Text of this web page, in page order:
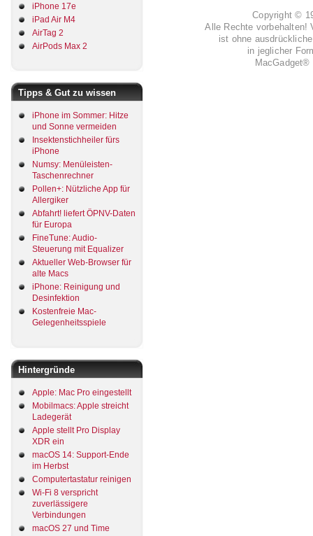
iPhone 17e
iPad Air M4
AirTag 2
AirPods Max 2
Tipps & Gut zu wissen
iPhone im Sommer: Hitze
und Sonne vermeiden
Insektenstichheiler fürs
iPhone
Numsy: Menüleisten-
Taschenrechner
Pollen+: Nützliche App für
Allergiker
Abfahrt! liefert ÖPNV-Daten
für Europa
FineTune: Audio-
Steuerung mit Equalizer
Aktueller Web-Browser für
alte Macs
iPhone: Reinigung und
Desinfektion
Kostenfreie Mac-
Gelegenheitsspiele
Hintergründe
Apple: Mac Pro eingestellt
Mobilmacs: Apple streicht
Ladegerät
Apple stellt Pro Display
XDR ein
macOS 14: Support-Ende
im Herbst
Computertastatur reinigen
Wi-Fi 8 verspricht
zuverlässigere
Verbindungen
macOS 27 und Time
Copyright ©
Alle Rechte vorbehalten!
ist ohne
in jeglicher
MacGadget®